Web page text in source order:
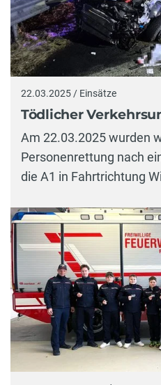
22.03.2025 / Einsätze
Tödlicher
Am 22.03.2025 wurden
Personenrettung nach
die A1 in Fahrtrichtung